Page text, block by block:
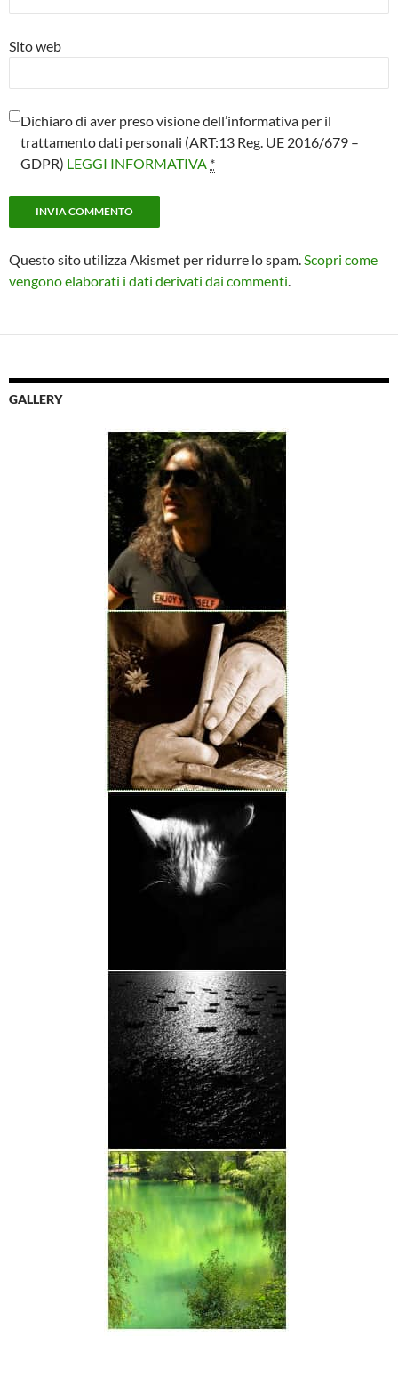
Sito web
Dichiaro di aver preso visione dell’informativa per il
trattamento dati personali (ART:13 Reg. UE 2016/679 –
GDPR) LEGGI INFORMATIVA *
Questo sito utilizza Akismet per ridurre lo spam.Scopri come
vengono elaborati i dati derivati dai commenti.
GALLERY